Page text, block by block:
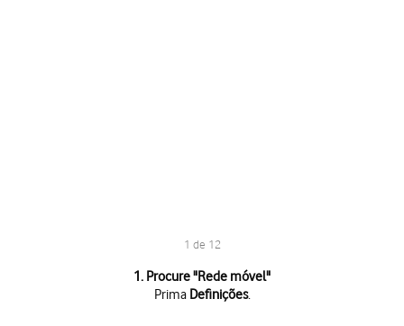
1 de 12
1. Procure "Rede móvel"
Prima Definições.